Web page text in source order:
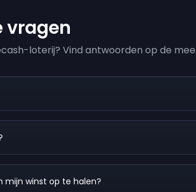
vragen
loterij? Vind antwoorden op de
mijn winst op te halen?